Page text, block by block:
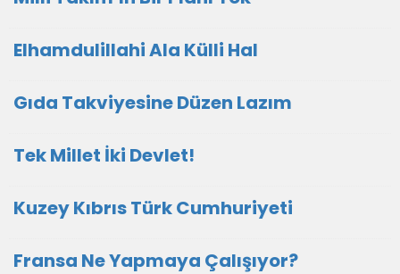
Elhamdulillahi Ala Külli Hal
Gıda Takviyesine Düzen Lazım
Tek Millet İki Devlet!
Kuzey Kıbrıs Türk Cumhuriyeti
Fransa Ne Yapmaya Çalışıyor?